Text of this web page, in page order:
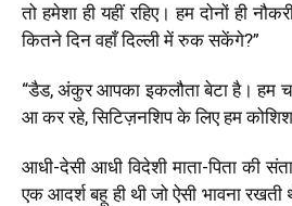
तो हमेशा ही यहीं रहिए। हम दोनों ही
कितने दिन वहाँ दिल्ली में रुक सकेंगे?”
“डैड, अंकुर आपका इकलौता बेटा है। हम
आ कर रहे, सिटिज़नशिप के लिए हम
आधी-देसी आधी विदेशी माता-पिता की
एक आदर्श बहू ही थी जो ऐसी भावना रखती